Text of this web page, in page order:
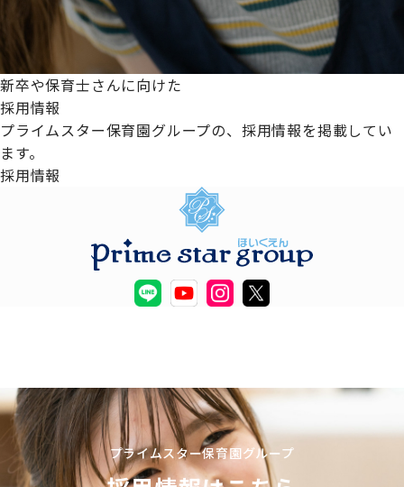
新卒や保育士さんに向けた
採用情報
プライムスター保育園グループの、採用情報を掲載してい
ます。
採用情報
プライムスター保育園グループ